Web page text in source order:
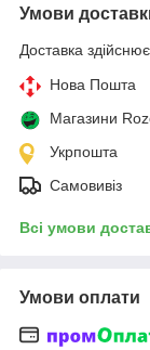
Умови
Доставка
Нова Пошта
Магазини
Укрпошта
Самовивіз
Всі умови
Умови оплати